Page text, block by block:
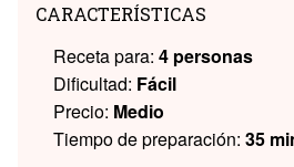
CARACTERÍSTICAS
Receta para: 4 personas
Dificultad: Fácil
Precio: Medio
Tiempo de preparación: 35